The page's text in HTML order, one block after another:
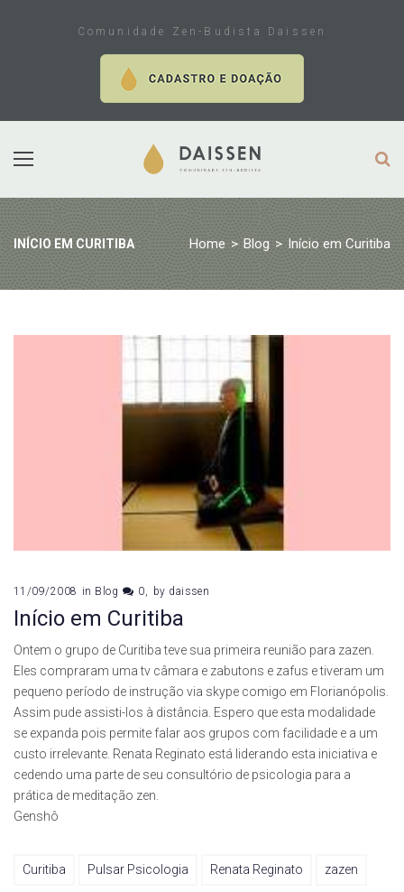
Comunidade Zen-Budista Daissen
INÍCIO EM CURITIBA Home > Blog > Início em Curitiba
11/09/2008 in Blog 0 by daissen
Início em Curitiba
Ontem o grupo de Curitiba teve sua primeira reunião para zazen.
Eles compraram uma tv câmara e zabutons e zafus e tiveram um
pequeno período de instrução via skype comigo em Florianópolis.
Assim pude assisti-los à distância. Espero que esta modalidade
se expanda pois permite falar aos grupos com facilidade e a um
custo irrelevante. Renata Reginato está liderando esta iniciativa e
cedendo uma parte de seu consultório de psicologia para a
prática de meditação zen.
Genshô
Curitiba Pulsar Psicologia Renata Reginato zazen